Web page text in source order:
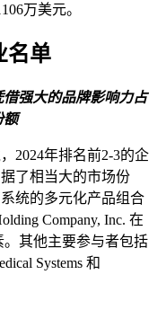
万美元。
名单
借强大的品牌影响力占
额
2024年排名前2-3的企
了相当大的市场份
统的多元化产品组合
Company, Inc. 在
。其他主要参与者包括
Systems 和